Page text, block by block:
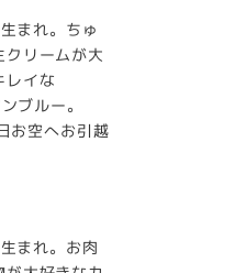
まれ。ちゅ
クリームが大
レイな
ブルー。
お空へお引越
まれ。お肉